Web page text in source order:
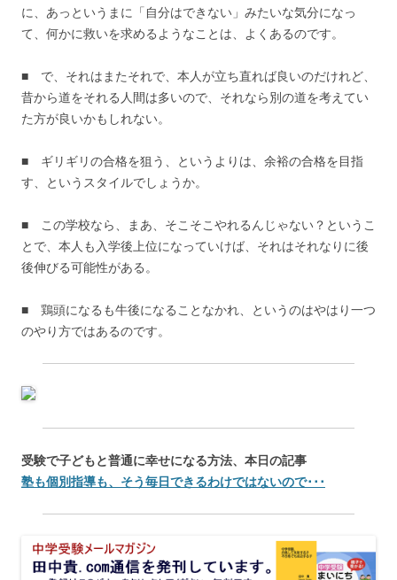
に、あっというまに「自分はできない」みたいな気分になっ
て、何かに救いを求めるようなことは、よくあるのです。
■ で、それはまたそれで、本人が立ち直れば良いのだけれど、
昔から道をそれる人間は多いので、それなら別の道を考えてい
た方が良いかもしれない。
■ ギリギリの合格を狙う、というよりは、余裕の合格を目指
す、というスタイルでしょうか。
■ この学校なら、まあ、そこそこやれるんじゃない？というこ
とで、本人も入学後上位になっていけば、それはそれなりに後
後伸びる可能性がある。
■ 鶏頭になるも牛後になることなかれ、というのはやはり一つ
のやり方ではあるのです。
受験で子どもと普通に幸せになる方法、本日の記事
塾も個別指導も、そう毎日できるわけではないので･･･